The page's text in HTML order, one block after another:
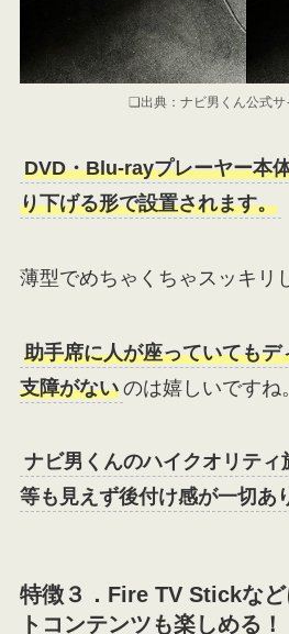
❏出典：ナビ男くん公式サ
DVD・Blu-rayプレーヤー本
り下げる形で設置されます。
薄型でめちゃくちゃスッキリ
助手席に人が座っていてもデ
支障がない のは嬉しいですね。
ナビ男くんのハイクオリティ
等も見えず後付け感が一切あ
特徴３． Fire TV Stickな
トコンテンツも楽しめる！